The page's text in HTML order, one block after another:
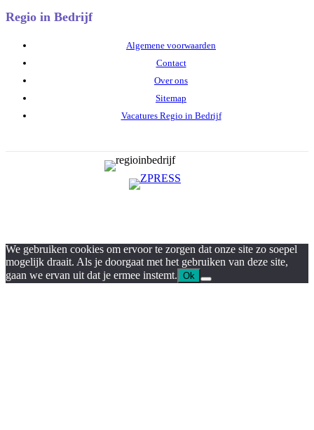
Regio in Bedrijf
Algemene voorwaarden
Contact
Over ons
Sitemap
Vacatures Regio in Bedrijf
We gebruiken cookies om ervoor te zorgen dat onze site zo soepel
mogelijk draait. Als je doorgaat met het gebruiken van deze site,
gaan we ervan uit dat je ermee instemt. Ok